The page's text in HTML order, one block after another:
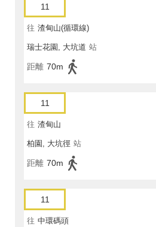
11
往 渣甸山(循環線)
瑞士花園, 大坑道 站
距離 70m
11
往 渣甸山
柏園, 大坑徑 站
距離 70m
11
往 中環碼頭